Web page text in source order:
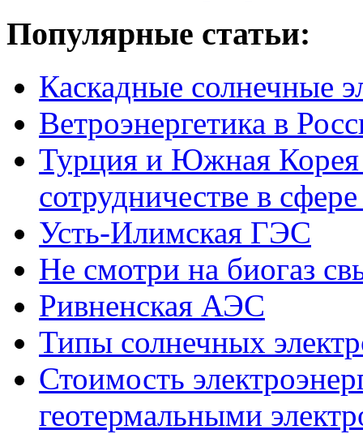
Популярные статьи:
Каскадные солнечные
Ветроэнергетика в
Турция и Южная Корея
сотрудничестве в
Усть-Илимская ГЭС
Не смотри на биогаз
Ривненская АЭС
Типы солнечных
Стоимость
геотермальными